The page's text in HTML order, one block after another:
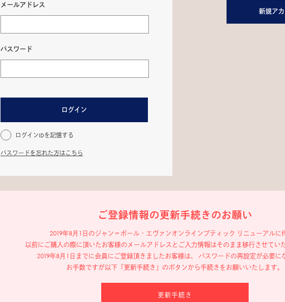
メールアドレス
パスワード
ログイン
ログインIDを記憶する
パスワードを忘れた方はこちら
新規ア
ご登録情報の更新手続きのお願い
2019年8月1日のジャン＝ポール・エヴァンオンラインブティック リニューアルに
以前にご購入の際に頂いたお客様のメールアドレスと ご入力情報はそのまま移行させてい
2019年8月1日までに会員にご登録頂きましたお客様は、
パスワードの再設定が必要に
お手数ですが以下「更新手続き」のボタンから手続きをお願いいたします。
更新手続き